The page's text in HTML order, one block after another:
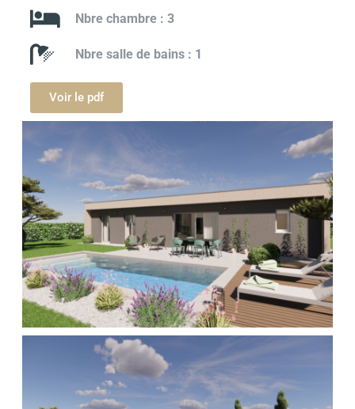
Nbre chambre : 3
Nbre salle de bains : 1
Voir le pdf